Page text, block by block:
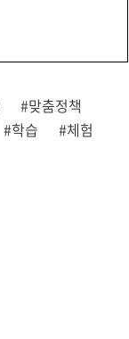
#맞춤정책
#학습
#체험